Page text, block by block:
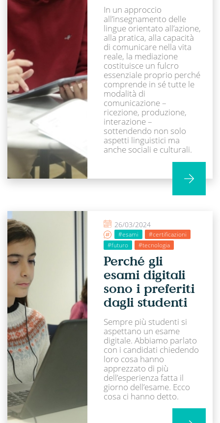
In un approccio
all’insegnamento delle
lingue orientato all’azione,
alla pratica, alla capacità
di comunicare nella vita
reale, la mediazione
costituisce un fulcro
essenziale proprio perché
comprende in sé tutte le
modalità di
comunicazione –
ricezione, produzione,
interazione –
sottendendo non solo
aspetti linguistici ma
anche sociali e culturali.
26/03/2024
#esami
#certificazioni
#futuro
#tecnologia
Perché gli
esami digitali
sono i preferiti
dagli studenti
Sempre più studenti si
aspettano un esame
digitale. Abbiamo parlato
con i candidati chiedendo
loro cosa hanno
apprezzato di più
dell’esperienza fatta il
giorno dell’esame. Ecco
cosa ci hanno detto.